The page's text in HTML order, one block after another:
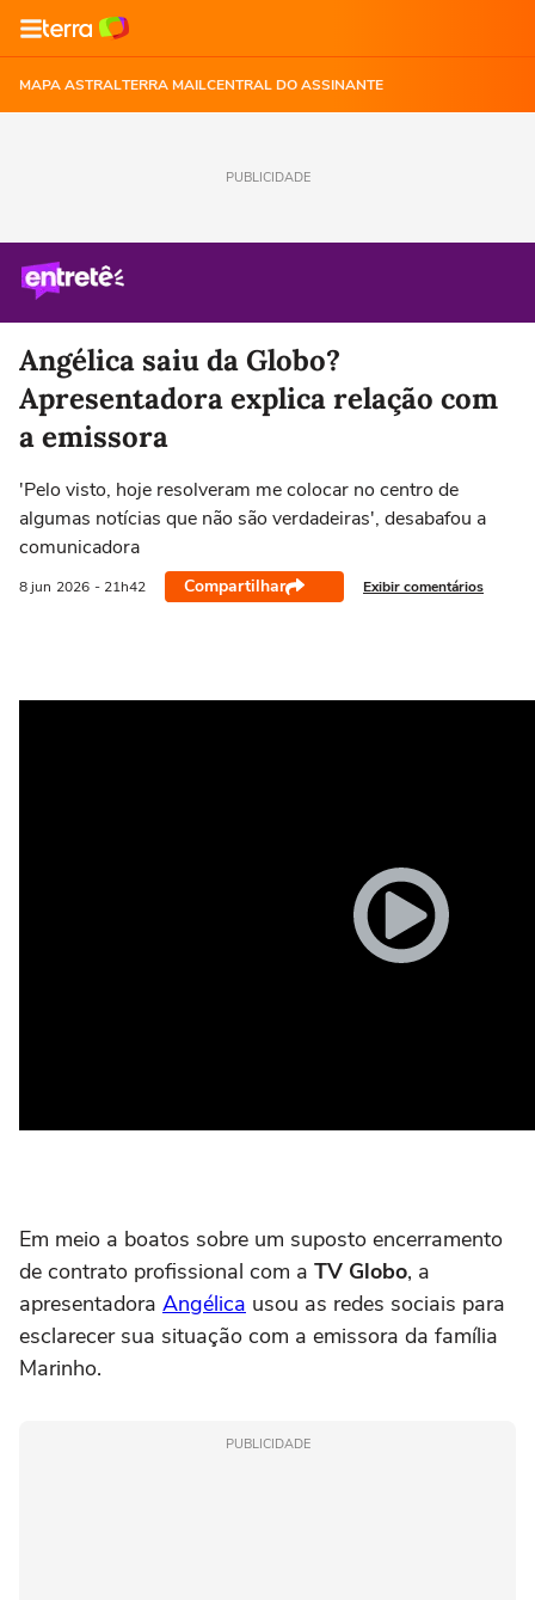
MAPA ASTRALTERRA MAILCENTRAL DO ASSINANTE
PUBLICIDADE
Angélica saiu da Globo?
Apresentadora explica relação com
a emissora
'Pelo visto, hoje resolveram me colocar no centro de
algumas notícias que não são verdadeiras', desabafou a
comunicadora
8 jun 2026 - 21h42 Compartilhar Exibir comentários
Em meio a boatos sobre um suposto encerramento
de contrato profissional com a TV Globo, a
apresentadora Angélica usou as redes sociais para
esclarecer sua situação com a emissora da família
Marinho.
PUBLICIDADE